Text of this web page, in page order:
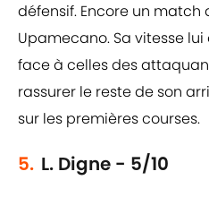
défensif. Encore un
Upamecano. Sa vitesse
face à celles des
rassurer le reste de son
sur les premières courses.
5. L. Digne - 5/10